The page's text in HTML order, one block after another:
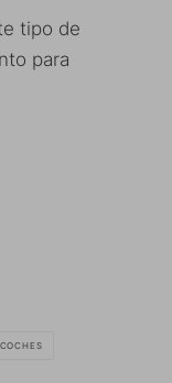
tipo de
para